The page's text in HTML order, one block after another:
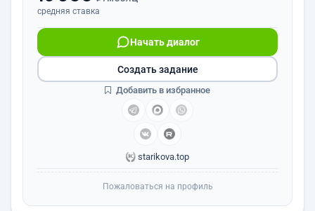
средняя ставка
Начать диалог
starikova.top
Создать задание
Добавить в избранное
Пожаловаться на профиль